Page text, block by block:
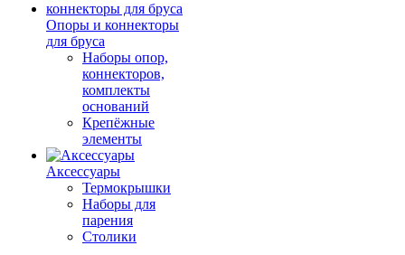
Опоры и коннекторы
для бруса
Наборы опор,
коннекторов,
комплекты
оснований
Крепёжные
элементы
Аксессуары
Термокрышки
Наборы для
парения
Столики